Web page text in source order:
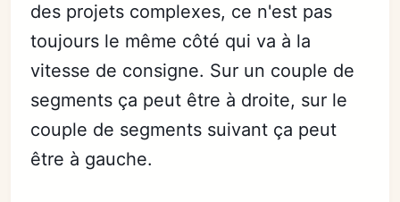
des projets complexes, ce n'est pas
toujours le même côté qui va à la
vitesse de consigne. Sur un couple de
segments ça peut être à droite, sur le
couple de segments suivant ça peut
être à gauche.